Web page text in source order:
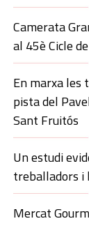
Camerata
al 45è Cicle
En marxa les
pista del
Sant Fruitós
Un estudi
treballadors i
Mercat